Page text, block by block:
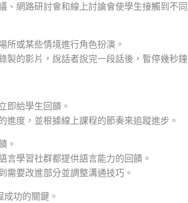
、網路研討會和線上討論會使學生接觸到不
所或某些情境進行角色扮演。
製的影片，說話者說完一段話後，暫停幾秒
即給學生回饋。
進度，並根據線上課程的節奏來追蹤進步。
。
言學習社群都提供語言能力的回饋。
需要改進部分並調整溝通技巧。
功的關鍵。